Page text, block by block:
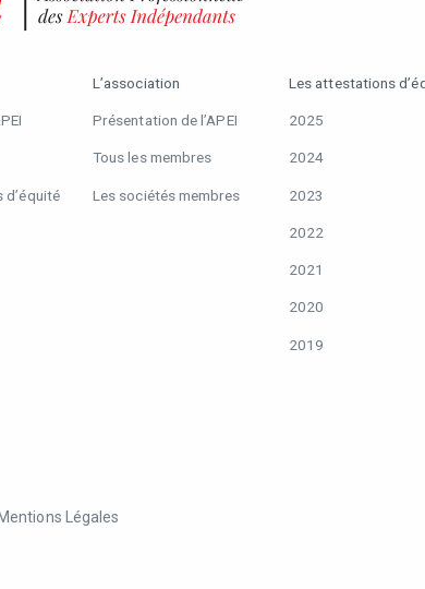
d’équité
L’association
Présentation de l’APEI
Tous les membres
Les sociétés membres
Les attestations
2025
2024
2023
2022
2021
2020
2019
Mentions Légales